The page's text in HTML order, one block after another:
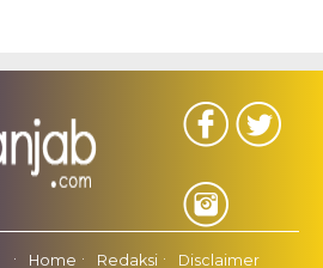
Home Redaksi Disclaimer